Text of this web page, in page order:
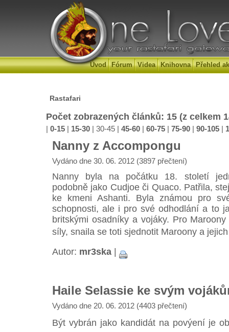
Úvod Fórum Videa Knihovna Přehled
Rastafari
Počet zobrazených článků: 15 (z celkem
| 0-15 | 15-30 | 30-45 | 45-60 | 60-75 | 75-90 | 90-105 |
Nanny z Accompongu
Vydáno dne 30. 06. 2012 (3897 přečtení)
Nanny byla na počátku 18. století
podobně jako Cudjoe či Quaco. Patřila,
ke kmeni Ashanti. Byla známou pro
schopnosti, ale i pro své odhodlání a to
britskými osadníky a vojáky. Pro
síly, snaila se toti sjednotit Maroony a
Autor: mr3ska |
Haile Selassie ke svým
Vydáno dne 20. 06. 2012 (4403 přečtení)
Být vybrán jako kandidát na povýení je